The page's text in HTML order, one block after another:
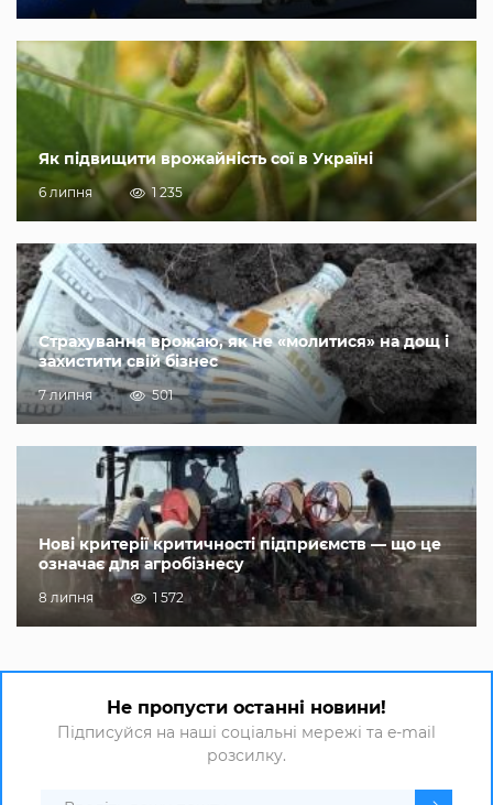
Як підвищити врожайність сої в Україні
6 липня 1 235
Страхування врожаю, як не «молитися» на дощ і
захистити свій бізнес
7 липня 501
Нові критерії критичності підприємств — що це
означає для агробізнесу
8 липня 1 572
Не пропусти останні новини!
Підписуйся на наші соціальні мережі та e-mail
розсилку.